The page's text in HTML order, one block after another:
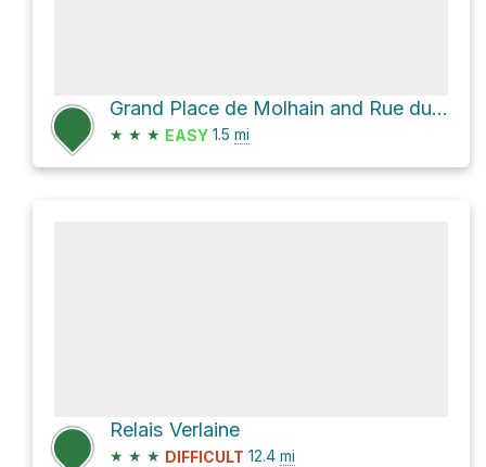
Grand Place de Molhain and Rue du Bucq
★ ★ ★ EASY 1.5 mi
Relais Verlaine
★ ★ ★ DIFFICULT 12.4 mi